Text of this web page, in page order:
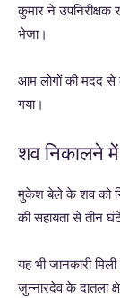
कुमार ने
भेजा।
आम लोगों की मदद से
गया।
शव निकालने
मुकेश बेले के शव को
की सहायता से तीन
यह भी जानकारी
जुन्नारदेव के दातला